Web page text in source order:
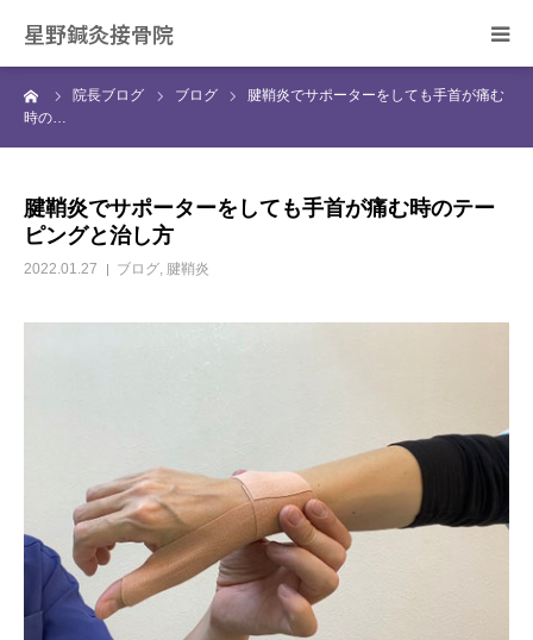
星野鍼灸接骨院
院長ブログ ブログ
腱鞘炎でサポーターをしても手首が痛む
時の…
腱鞘炎でサポーターをしても手首が痛む時のテー
ピングと治し方
2022.01.27 ブログ, 腱鞘炎
ホーム
症状別の治療について
アクセス